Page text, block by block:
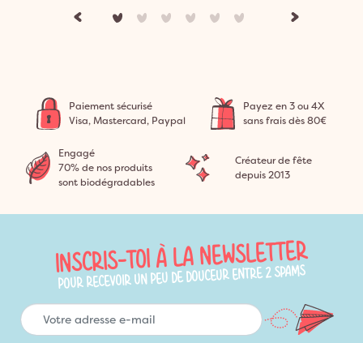
Paiement sécurisé
Visa, Mastercard, Paypal
Payez en 3 ou 4X
sans frais dès 80€
Engagé
70% de nos produits
sont biodégradables
Créateur de fête
depuis 2013
INSCRIS-TOI À LA NEWSLETTER
POUR RECEVOIR UN PEU DE DOUCEUR ENTRE 2 SPAMS